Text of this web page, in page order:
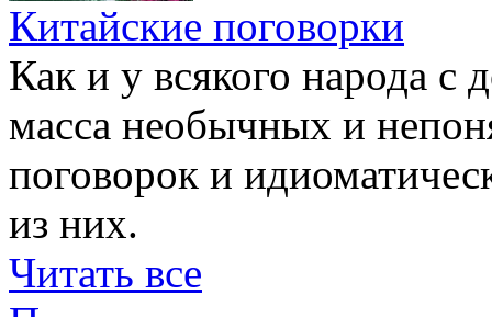
Китайские поговорки
Как и у всякого народа с
масса необычных и
поговорок и
из них.
Читать все